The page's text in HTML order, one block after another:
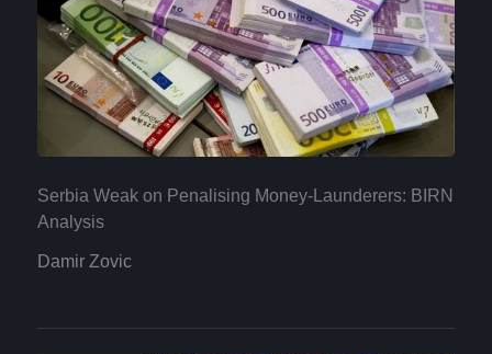
Serbia Weak on Penalising Money-Launderers: BIRN
Analysis
Damir Zovic